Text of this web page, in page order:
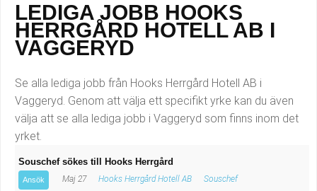
Chefer och verksamhetsledare
Data/IT
Försäljning, inköp, marknadsföring
Hantverksyrken
Hotell, restaurang, storhushåll
Barnskötare
Lärare i förskola/Förskollärare
Lagerarbetare
Bussförare/Busschaufför
Elevassistent
LEDIGA JOBB HOOKS
HERRGÅRD HOTELL AB I
VAGGERYD
Se alla lediga jobb från Hooks Herrgård Hotell AB i
Vaggeryd. Genom att välja ett specifikt yrke kan du även
välja att se alla lediga jobb i Vaggeryd som finns inom det
yrket.
Souschef sökes till Hooks Herrgård
Ansök Maj 27 Hooks Herrgård Hotell AB Souschef